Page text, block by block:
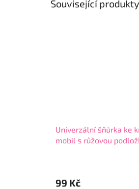
Související produkty
Univerzální šňůrka ke
mobil s růžovou
99 Kč